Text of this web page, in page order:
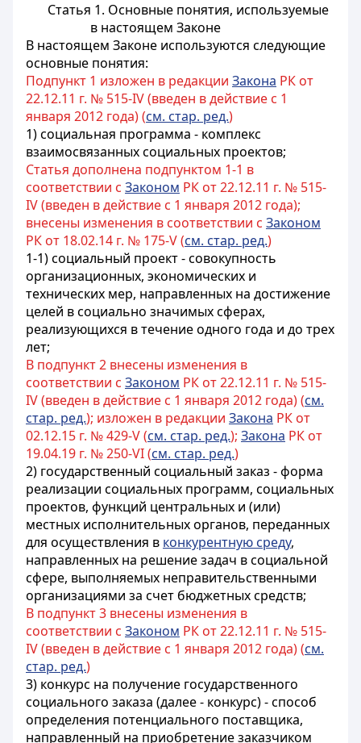
Статья 1. Основные понятия, используемые
в настоящем Законе
В настоящем Законе используются следующие
основные понятия:
Подпункт 1 изложен в редакции Закона РК от
22.12.11 г. № 515-IV (введен в действие с 1
января 2012 года) (см. стар. ред.)
1) социальная программа - комплекс
взаимосвязанных социальных проектов;
Статья дополнена подпунктом 1-1 в
соответствии с Законом РК от 22.12.11 г. № 515-
IV (введен в действие с 1 января 2012 года);
внесены изменения в соответствии с Законом
РК от 18.02.14 г. № 175-V (см. стар. ред.)
1-1) социальный проект - совокупность
организационных, экономических и
технических мер, направленных на достижение
целей в социально значимых сферах,
реализующихся в течение одного года и до трех
лет;
В подпункт 2 внесены изменения в
соответствии с Законом РК от 22.12.11 г. № 515-
IV (введен в действие с 1 января 2012 года) (см.
стар. ред.); изложен в редакции Закона РК от
02.12.15 г. № 429-V (см. стар. ред.); Закона РК от
19.04.19 г. № 250-VI (см. стар. ред.)
2) государственный социальный заказ - форма
реализации социальных программ, социальных
проектов, функций центральных и (или)
местных исполнительных органов, переданных
для осуществления в конкурентную среду,
направленных на решение задач в социальной
сфере, выполняемых неправительственными
организациями за счет бюджетных средств;
В подпункт 3 внесены изменения в
соответствии с Законом РК от 22.12.11 г. № 515-
IV (введен в действие с 1 января 2012 года) (см.
стар. ред.)
3) конкурс на получение государственного
социального заказа (далее - конкурс) - способ
определения потенциального поставщика,
направленный на приобретение заказчиком